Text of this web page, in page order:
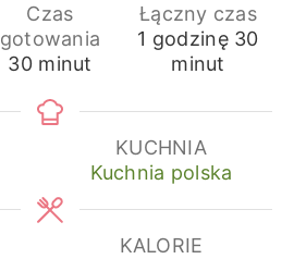
Czas
gotowania
30minuty
minut
Łączny czas
1 godzina
godzinę 30
minut
KUCHNIA
Kuchnia polska
KALORIE